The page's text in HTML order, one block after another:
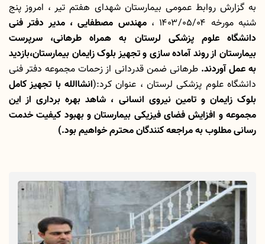
به گزارش روابط عمومی بیمارستان شهدای هفتم تیر ، امروز پنج
شنبه مورخه ۱۴۰۳/۰۵/۰۴ ،
مهندس مصطفایی ، مدیر دفتر فنی
دانشگاه علوم پزشکی لرستان به همراه طرهانی، سرپرست
بیمارستان از روند آماده سازی و تجهیز بلوکزایمان بیمارستان،بازدید
به عمل آوردند.طرهانی ضمن قدردانی از زحمات مجموعه دفتر فنی
دانشگاه علوم پزشکی لرستان ، عنوان کرد:(انشاالله با تجهیز کامل
بلوک زایمان و تامین نیروی انسانی ، شاهد بهره برداری از این
مجموعه و افزایش فضای فیزیکی بیمارستان و بهبود کیفیت خدمت
رسانی مطلوب به مراجعه کنندگان محترم خواهیم بود.)